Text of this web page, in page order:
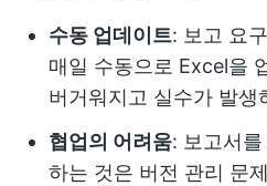
수동 업데이트: 보고 요
매일 수동으로 Excel을
버거워지고 실수가 발생
협업의 어려움: 보고서
하는 것은 버전 관리 문